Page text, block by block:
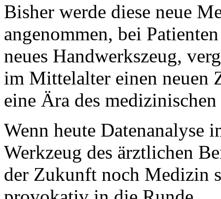
Bisher werde diese neue
angenommen, bei
neues Handwerkszeug,
im Mittelalter einen neuen
eine Ära des
Wenn heute Datenanalyse
Werkzeug des ärztlichen
der Zukunft noch Medizin